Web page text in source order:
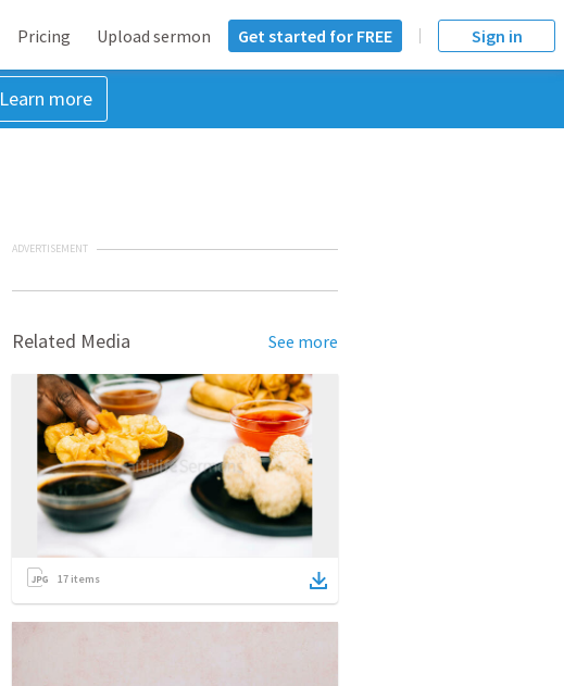
Pricing Upload sermon Get started for FREE Sign in
Learn more
ADVERTISEMENT
Related Media See more
17 items